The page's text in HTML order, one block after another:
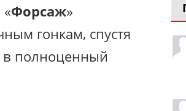
Форсаж»
гонкам, спустя
в полноценный